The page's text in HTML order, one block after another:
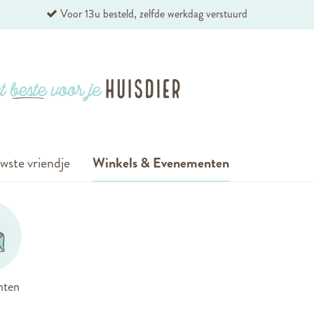
Voor 13u besteld, zelfde werkdag verstuurd
vriendje Winkels & Evenementen